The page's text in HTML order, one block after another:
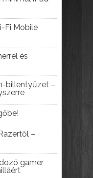
Fi Mobile
és
billentyűzet –
–
gamer